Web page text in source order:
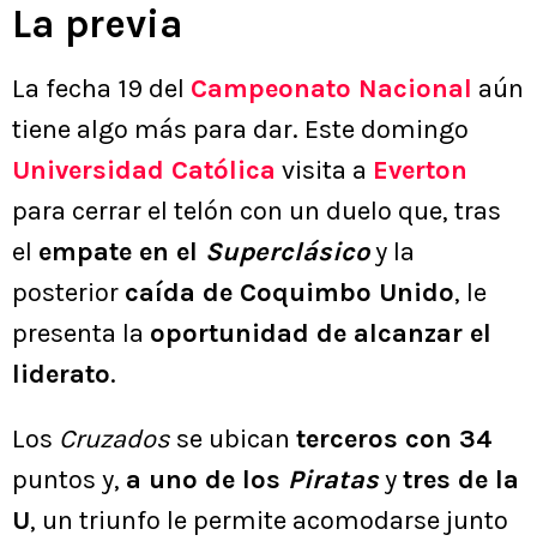
La previa
La fecha 19 del Campeonato Nacional aún
tiene algo más para dar. Este domingo
Universidad Católica visita a Everton
para cerrar el telón con un duelo que, tras
el empate en el Superclásicoy la
posterior caída de Coquimbo Unido, le
presenta la oportunidad de alcanzar el
liderato.
Los Cruzados se ubican terceros con 34
puntos y, a uno de los Piratasytres de la
U, un triunfo le permite acomodarse junto